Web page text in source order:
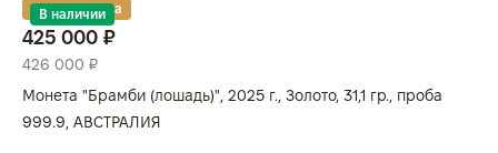
Золотая карта
В наличии
425 000 ₽
426 000 ₽
Монета "Брамби (лошадь)", 2025 г., Золото, 31,1 гр., проба
999.9, АВСТРАЛИЯ